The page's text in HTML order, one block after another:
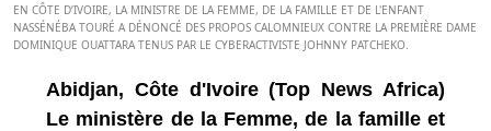
EN CÔTE D’IVOIRE, LA MINISTRE DE LA FEMME, DE LA FAMILLE ET DE L'ENFANT
NASSÉNÉBA TOURÉ A DÉNONCÉ DES PROPOS CALOMNIEUX CONTRE LA PREMIÈRE DAME
DOMINIQUE OUATTARA TENUS PAR LE CYBERACTIVISTE JOHNNY PATCHEKO.
Abidjan, Côte d'Ivoire (Top News Africa)
Le ministère de la Femme, de la famille et